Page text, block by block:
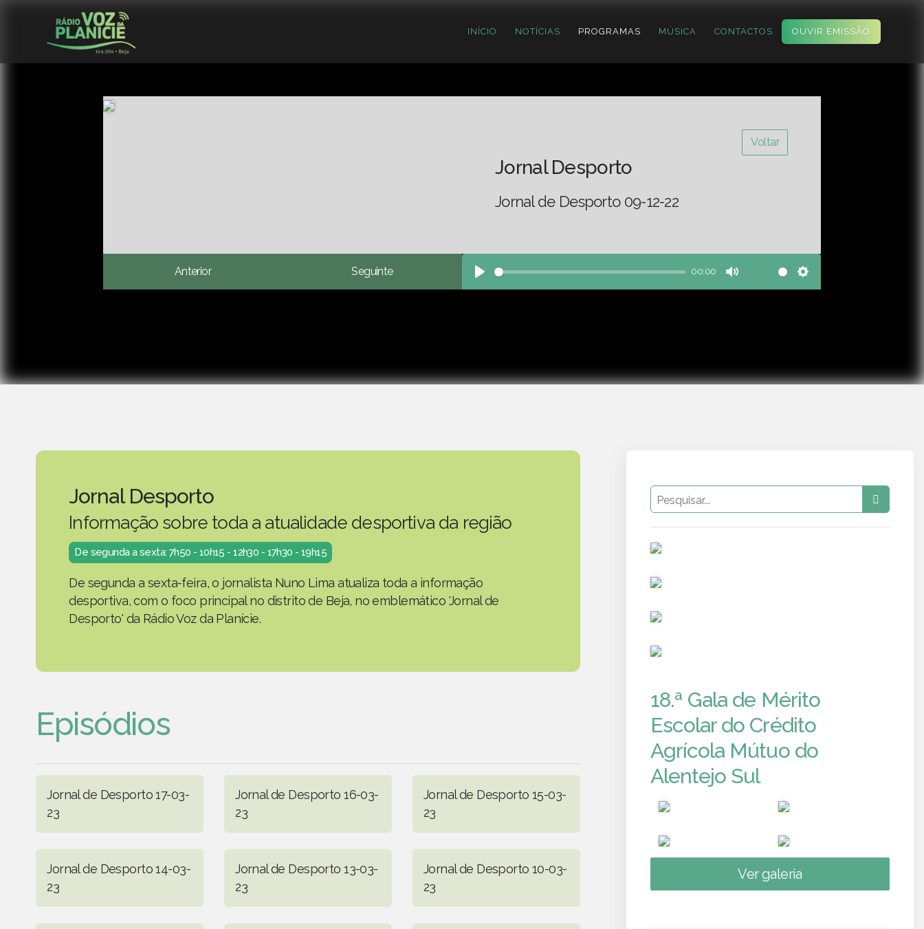
INÍCIO NOTÍCIAS PROGRAMAS MÚSICA CONTACTOS OUVIR EMISSÃO
Voltar
Jornal Desporto
Jornal de Desporto 09-12-22
Anterior Seguinte
Play
00:00
Mute Settings
Jornal Desporto
Informação sobre toda a atualidade desportiva da região
De segunda a sexta: 7h50 - 10h15 - 12h30 - 17h30 - 19h15
De segunda a sexta-feira, o jornalista Nuno Lima atualiza toda a informação
desportiva, com o foco principal no distrito de Beja, no emblemático 'Jornal de
Desporto' da Rádio Voz da Planície.
Episódios
Jornal de Desporto 17-03-
23
Jornal de Desporto 16-03-
23
Jornal de Desporto 15-03-
23
Jornal de Desporto 14-03-
23
Jornal de Desporto 13-03-
23
Jornal de Desporto 10-03-
23
18.ª Gala de Mérito
Escolar do Crédito
Agrícola Mútuo do
Alentejo Sul
Ver galeria